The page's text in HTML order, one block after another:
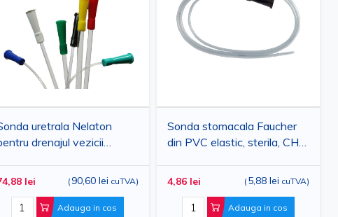
uretrala Nelaton
drenajul vezicii
de unica folosinta, PVC
siliconat, 40cm, PRIMA, 100
bucati
lei ( 90,60 lei cuTVA)
Adauga in cos
Sonda stomacala Faucher
din PVC elastic, sterila, CH
4,86 lei ( 5,88 lei cuTVA)
Adauga in cos